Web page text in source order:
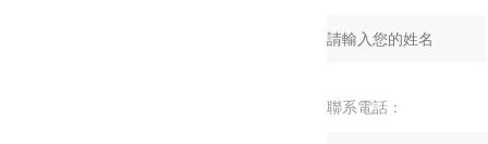
聯系電話：